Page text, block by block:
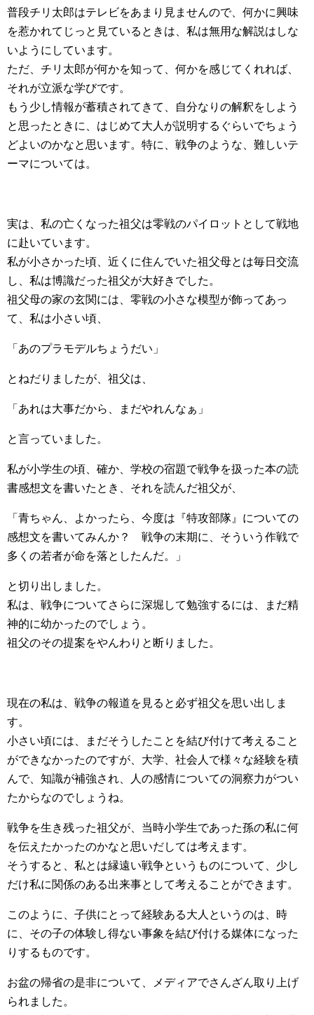
普段チリ太郎はテレビをあまり見ませんので、何かに興味
を惹かれてじっと見ているときは、私は無用な解説はしな
いようにしています。
ただ、チリ太郎が何かを知って、何かを感じてくれれば、
それが立派な学びです。
もう少し情報が蓄積されてきて、自分なりの解釈をしよう
と思ったときに、はじめて大人が説明するぐらいでちょう
どよいのかなと思います。特に、戦争のような、難しいテ
ーマについては。
実は、私の亡くなった祖父は零戦のパイロットとして戦地
に赴いています。
私が小さかった頃、近くに住んでいた祖父母とは毎日交流
し、私は博識だった祖父が大好きでした。
祖父母の家の玄関には、零戦の小さな模型が飾ってあっ
て、私は小さい頃、
「あのプラモデルちょうだい」
とねだりましたが、祖父は、
「あれは大事だから、まだやれんなぁ」
と言っていました。
私が小学生の頃、確か、学校の宿題で戦争を扱った本の読
書感想文を書いたとき、それを読んだ祖父が、
「青ちゃん、よかったら、今度は『特攻部隊』についての
感想文を書いてみんか？ 戦争の末期に、そういう作戦で
多くの若者が命を落としたんだ。」
と切り出しました。
私は、戦争についてさらに深堀して勉強するには、まだ精
神的に幼かったのでしょう。
祖父のその提案をやんわりと断りました。
現在の私は、戦争の報道を見ると必ず祖父を思い出しま
す。
小さい頃には、まだそうしたことを結び付けて考えること
ができなかったのですが、大学、社会人で様々な経験を積
んで、知識が補強され、人の感情についての洞察力がつい
たからなのでしょうね。
戦争を生き残った祖父が、当時小学生であった孫の私に何
を伝えたかったのかなと思いだしては考えます。
そうすると、私とは縁遠い戦争というものについて、少し
だけ私に関係のある出来事として考えることができます。
このように、子供にとって経験ある大人というのは、時
に、その子の体験し得ない事象を結び付ける媒体になった
りするものです。
お盆の帰省の是非について、メディアでさんざん取り上げ
られました。